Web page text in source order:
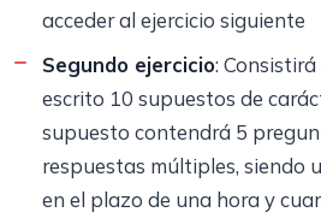
acceder al ejercicio siguiente
Segundo ejercicio:
escrito 10 supuestos de
supuesto contendrá 5
respuestas múltiples, siendo
en el plazo de una hora y